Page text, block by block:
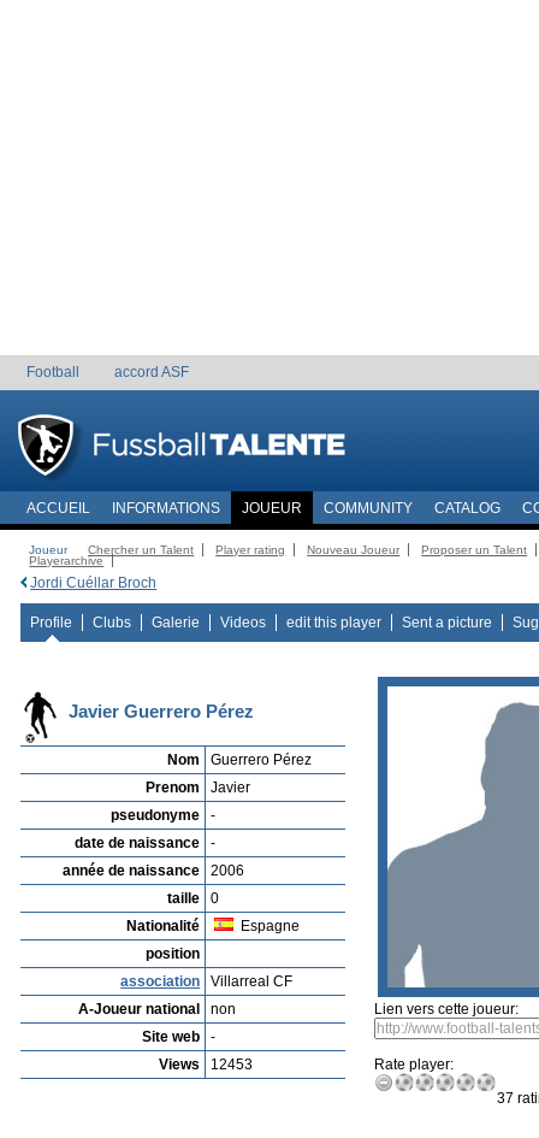
Football accord ASF
ACCUEIL INFORMATIONS JOUEUR COMMUNITY CATALOG
Joueur Chercher un Talent Player rating Nouveau Joueur
Proposer un Talent
Playerarchive
Jordi Cuéllar Broch
Profile Clubs Galerie Videos edit this player Sent a picture
Javier Guerrero Pérez
Nom
Guerrero Pérez
Prenom
Javier
pseudonyme
-
date de naissance
-
année de naissance
2006
taille
0
Nationalité
Espagne
position
association
Villarreal CF
A-Joueur national
non
Site web
-
Views
12453
Lien vers cette joueur:
Rate player:
37